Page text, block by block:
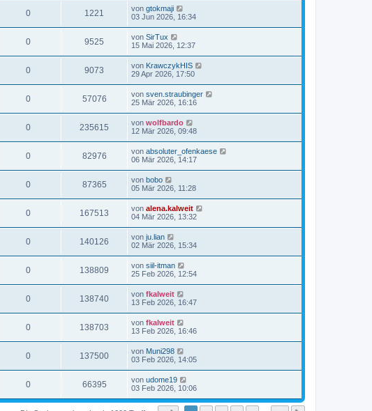
0 1221 von gtokmaji
03 Jun 2026, 16:34
0 9525 von SirTux
15 Mai 2026, 12:37
0 9073 von KrawczykHIS
29 Apr 2026, 17:50
0 57076 von sven.straubinger
25 Mär 2026, 16:16
0 235615 von wolfbardo
12 Mär 2026, 09:48
0 82976 von absoluter_ofenkaese
06 Mär 2026, 14:17
0 87365 von bobo
05 Mär 2026, 11:28
0 167513 von alena.kalweit
04 Mär 2026, 13:32
0 140126 von ju.lian
02 Mär 2026, 15:34
0 138809 von siil-itman
25 Feb 2026, 12:54
0 138740 von fkalweit
13 Feb 2026, 16:47
0 138703 von fkalweit
13 Feb 2026, 16:46
0 137500 von Muni298
03 Feb 2026, 14:05
0 66395 von udome19
03 Feb 2026, 10:06